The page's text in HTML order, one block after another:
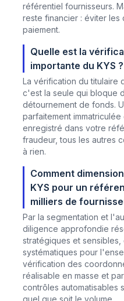
référentiel fournisseurs.
reste financier : éviter les
paiement.
Quelle est la
importante du KYS ?
La vérification du titulaire
c'est la seule qui bloque
détournement de fonds.
parfaitement
enregistré dans votre
fraudeur, tous les autres
à rien.
Comment
KYS pour un
milliers de
Par la segmentation et
diligence approfondie
stratégiques et sensibles,
systématiques pour
vérification des
réalisable en masse et
contrôles automatisables
quel que soit le volume.